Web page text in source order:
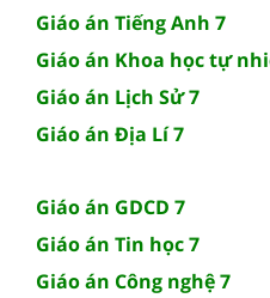
Giáo án Tiếng Anh 7
Giáo án Khoa học tự
Giáo án Lịch Sử 7
Giáo án Địa Lí 7
Giáo án GDCD 7
Giáo án Tin học 7
Giáo án Công nghệ 7